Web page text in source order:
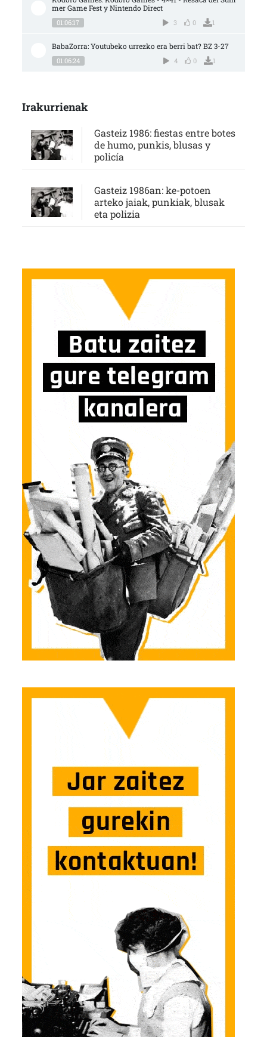
mer Game Fest y Nintendo Direct
01:06:17 3 0 1
BabaZorra: Youtubeko urrezko era berri bat? BZ 3-27
01:06:24 4 0 1
Irakurrienak
Gasteiz 1986: fiestas entre botes
de humo, punkis, blusas y
policía
Gasteiz 1986an: ke-potoen
arteko jaiak, punkiak, blusak
eta polizia